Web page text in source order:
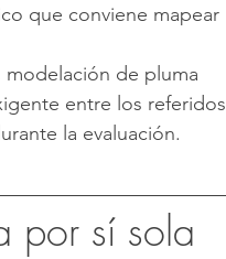
que conviene mapear
de pluma
entre los referidos
la evaluación.
por sí sola